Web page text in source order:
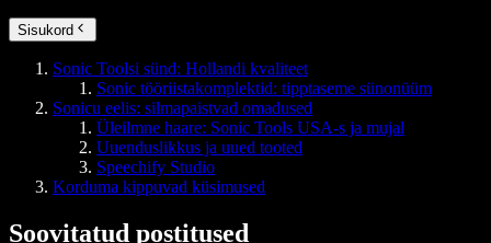
Sisukord
Sonic Toolsi sünd: Hollandi kvaliteet
Sonic tööriistakomplektid: tipptaseme sünonüüm
Sonicu eelis: silmapaistvad omadused
Üleilmne haare: Sonic Tools USA-s ja mujal
Uuenduslikkus ja uued tooted
Speechify Studio
Korduma kippuvad küsimused
Soovitatud postitused